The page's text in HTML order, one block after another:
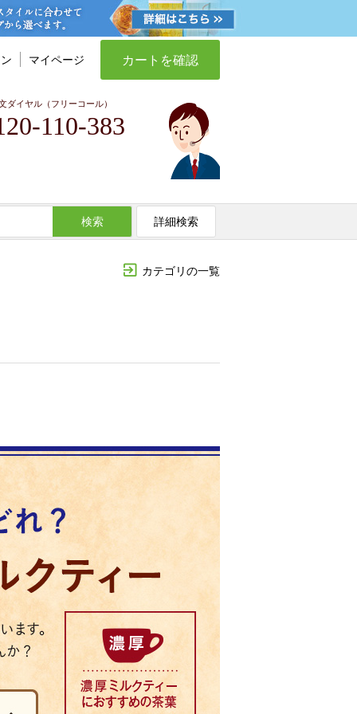
マイページ カートを確認
ダイヤル（フリーコール）
110-383
検索 詳細検索
カテゴリの一覧